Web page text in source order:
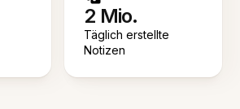
2 Mio.
Täglich erstellte
Notizen